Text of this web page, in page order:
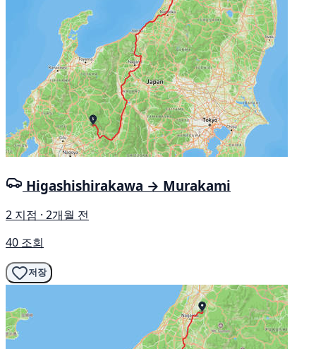
Higashishirakawa → Murakami
2 지점 · 2개월 전
40 조회
저장